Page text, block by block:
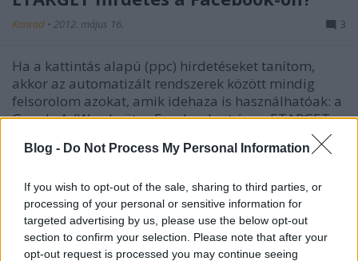
Blog - Do Not Process My Personal Information
If you wish to opt-out of the sale, sharing to third parties, or
processing of your personal or sensitive information for
targeted advertising by us, please use the below opt-out
section to confirm your selection. Please note that after your
opt-out request is processed you may continue seeing
Konrad • 2012. május 16. 3
Ha a kattintás alapú (ppc) hirdetéseket tanítom,
akkor az automatizált rendszerek között mindig
felsorolom azokat, amik idehaza is használhatóak: a
Google AdWords-öt, a Facebook-ot és az ETARGET-
et. Ezek közül az AdWords és az ETARGET "magyar
kompatibilis": olyan számlát…
Re: Akik csak az ágyúban
gondolkodnak, vesztettek
Konrad 2011. május 12.